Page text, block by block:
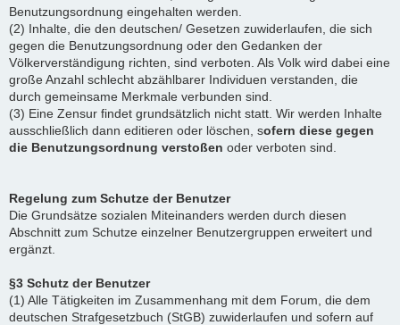
Benutzungsordnung eingehalten werden.
(2) Inhalte, die den deutschen/ Gesetzen zuwiderlaufen, die sich
gegen die Benutzungsordnung oder den Gedanken der
Völkerverständigung richten, sind verboten. Als Volk wird dabei eine
große Anzahl schlecht abzählbarer Individuen verstanden, die
durch gemeinsame Merkmale verbunden sind.
(3) Eine Zensur findet grundsätzlich nicht statt. Wir werden Inhalte
ausschließlich dann editieren oder löschen, sofern diese gegen
die Benutzungsordnung verstoßen oder verboten sind.
Regelung zum Schutze der Benutzer
Die Grundsätze sozialen Miteinanders werden durch diesen
Abschnitt zum Schutze einzelner Benutzergruppen erweitert und
ergänzt.
§3 Schutz der Benutzer
(1) Alle Tätigkeiten im Zusammenhang mit dem Forum, die dem
deutschen Strafgesetzbuch (StGB) zuwiderlaufen und sofern auf